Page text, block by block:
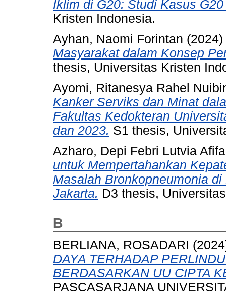
Iklim di G20: Studi Kasus
Kristen Indonesia.
Ayhan, Naomi Forintan (2024)
Masyarakat dalam Konsep
thesis, Universitas Kristen
Ayomi, Ritanesya Rahel
Kanker Serviks dan Minat
Fakultas Kedokteran
dan 2023. S1 thesis,
Azharo, Depi Febri Lutvia Afifa
untuk Mempertahankan
Masalah Bronkopneumonia
Jakarta. D3 thesis,
B
BERLIANA, ROSADARI
DAYA TERHADAP
BERDASARKAN UU CIPTA
PASCASARJANA